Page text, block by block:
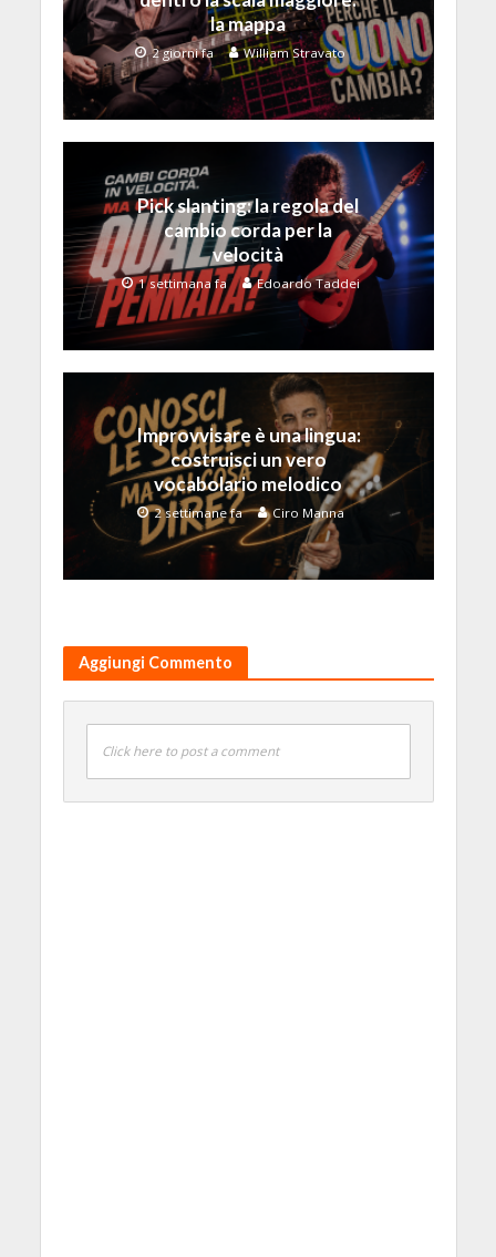
la mappa
2 giorni fa William Stravato
Pick slanting: la regola del
cambio corda per la
velocità
1 settimana fa Edoardo Taddei
Improvvisare è una lingua:
costruisci un vero
vocabolario melodico
2 settimane fa Ciro Manna
Aggiungi Commento
Click here to post a comment